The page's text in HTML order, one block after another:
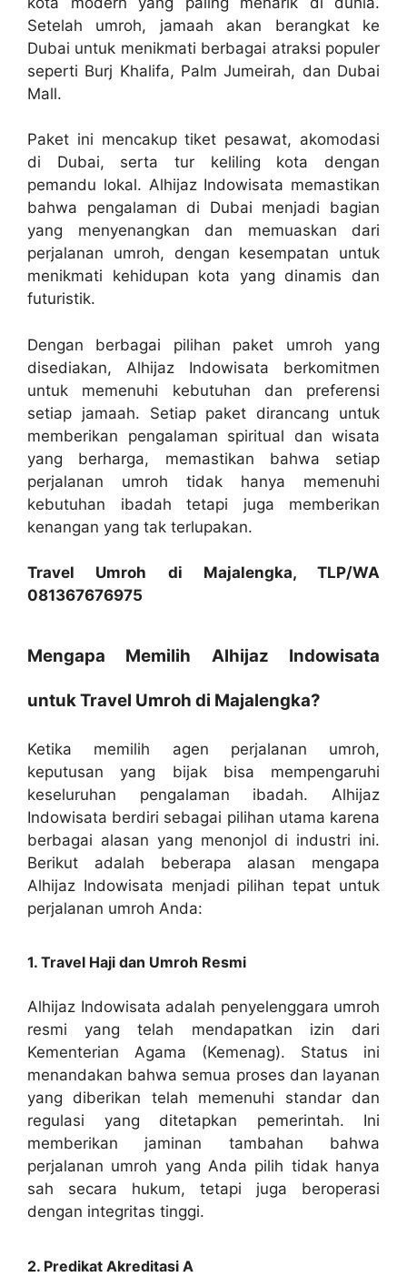
Setelah umroh, jamaah akan berangkat ke
Dubai untuk menikmati berbagai atraksi populer
seperti Burj Khalifa, Palm Jumeirah, dan Dubai
Mall.
Paket ini mencakup tiket pesawat, akomodasi
di Dubai, serta tur keliling kota dengan
pemandu lokal. Alhijaz Indowisata memastikan
bahwa pengalaman di Dubai menjadi bagian
yang menyenangkan dan memuaskan dari
perjalanan umroh, dengan kesempatan untuk
menikmati kehidupan kota yang dinamis dan
futuristik.
Dengan berbagai pilihan paket umroh yang
disediakan, Alhijaz Indowisata berkomitmen
untuk memenuhi kebutuhan dan preferensi
setiap jamaah. Setiap paket dirancang untuk
memberikan pengalaman spiritual dan wisata
yang berharga, memastikan bahwa setiap
perjalanan umroh tidak hanya memenuhi
kebutuhan ibadah tetapi juga memberikan
kenangan yang tak terlupakan.
Travel Umroh di Majalengka, TLP/WA
081367676975
Mengapa Memilih Alhijaz Indowisata
untuk Travel Umroh di Majalengka?
Ketika memilih agen perjalanan umroh,
keputusan yang bijak bisa mempengaruhi
keseluruhan pengalaman ibadah. Alhijaz
Indowisata berdiri sebagai pilihan utama karena
berbagai alasan yang menonjol di industri ini.
Berikut adalah beberapa alasan mengapa
Alhijaz Indowisata menjadi pilihan tepat untuk
perjalanan umroh Anda:
1. Travel Haji dan Umroh Resmi
Alhijaz Indowisata adalah penyelenggara umroh
resmi yang telah mendapatkan izin dari
Kementerian Agama (Kemenag). Status ini
menandakan bahwa semua proses dan layanan
yang diberikan telah memenuhi standar dan
regulasi yang ditetapkan pemerintah. Ini
memberikan jaminan tambahan bahwa
perjalanan umroh yang Anda pilih tidak hanya
sah secara hukum, tetapi juga beroperasi
dengan integritas tinggi.
2. Predikat Akreditasi A